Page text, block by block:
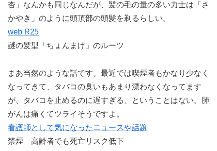
杏」なんかも同じなんだが、髪の毛の量の多い力士は「さ
かやき」のように頭頂部の頭髪を剃るらしい。
web R25
謎の髪型「ちょんまげ」のルーツ
まあ当然のような話です。最近では喫煙者もかなり少なく
なってきて、タバコの臭いもあまり漂わなくなってます
が、タバコを止めるのに遅すぎる、ということはない。肺
がんは痛くてツライそうですよ。
看護師として気になったニュースや話題
禁煙 高齢者でも死亡リスク低下